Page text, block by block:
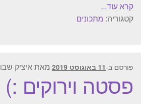
קרא עוד...
קטגוריה: מתכונים
פורסם ב-11 באוגוסט 2019 מאתאיציק שבו
פסטה וירוקים :)